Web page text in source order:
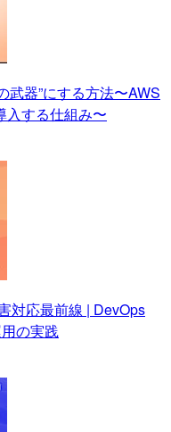
武器”にする方法〜AWS
入する仕組み〜
対応最前線 | DevOps
の実践